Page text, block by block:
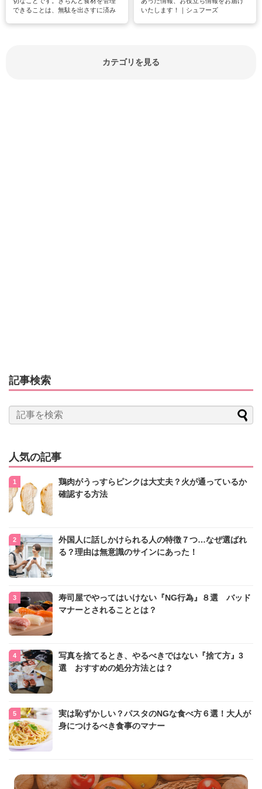
できることは、無駄を出さすに済み
いたします！｜シュフーズ
カテゴリを見る
記事検索
人気の記事
鶏肉がうっすらピンクは大丈夫？火が通っているか
確認する方法
外国人に話しかけられる人の特徴７つ…なぜ選ばれ
る？理由は無意識のサインにあった！
寿司屋でやってはいけない『NG行為』８選 バッド
マナーとされることとは？
写真を捨てるとき、やるべきではない『捨て方』3
選 おすすめの処分方法とは？
実は恥ずかしい？パスタのNGな食べ方６選！大人が
身につけるべき食事のマナー